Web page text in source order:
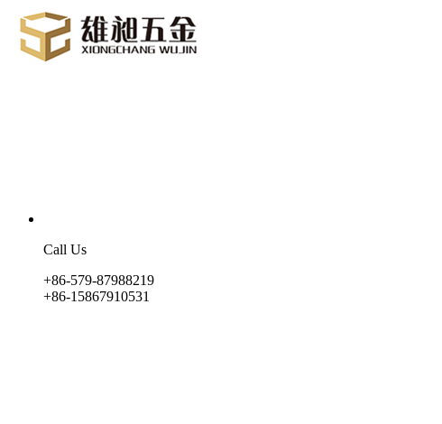
Call Us
+86-579-87988219
+86-15867910531